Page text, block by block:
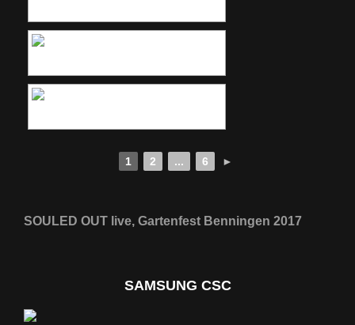
1 2 ... 6 ►
SOULED OUT live, Gartenfest Benningen 2017
SAMSUNG CSC